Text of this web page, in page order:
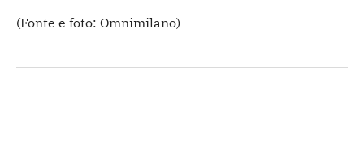
(Fonte e foto: Omnimilano)